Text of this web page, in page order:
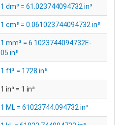
1 dm³ = 61.023744094732 in³
1 cm³ = 0.061023744094732 in³
1 mm³ = 6.1023744094732E-
05 in³
1 ft³ = 1728 in³
1 in³ = 1 in³
1 ML = 61023744.094732 in³